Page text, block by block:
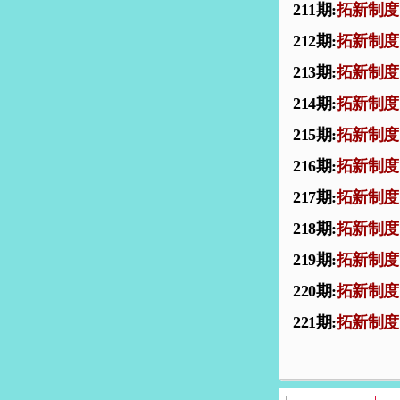
211期:拓新制度
212期:拓新制度
213期:拓新制度
214期:拓新制度
215期:拓新制度
216期:拓新制度
217期:拓新制度
218期:拓新制度
219期:拓新制度
220期:拓新制度
221期:拓新制度